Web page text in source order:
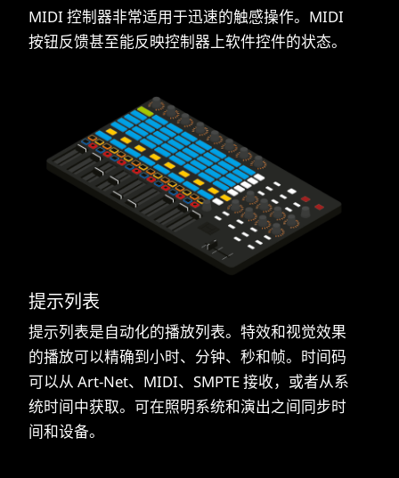
MIDI 控制器非常适用于迅速的触感操作。MIDI
按钮反馈甚至能反映控制器上软件控件的状态。
提示列表
提示列表是自动化的播放列表。特效和视觉效果
的播放可以精确到小时、分钟、秒和帧。时间码
可以从 Art-Net、MIDI、SMPTE 接收，或者从系
统时间中获取。可在照明系统和演出之间同步时
间和设备。